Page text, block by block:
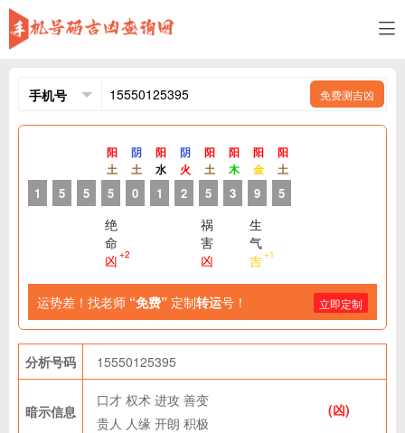
免费测吉凶
1 5 5
阳
土
5
阴
土
0
阳
水
1
阴
火
2
绝
命
凶 +2
阳
土
5
阳
木
3
祸
害
凶
阳
金
9
阳
土
5
生
气
吉+1
运势差！找老师 “免费” 定制转运号！ 立即定制
分析号码 15550125395
暗示信息
口才 权术 进攻 善变
贵人 人缘 开朗 积极
(凶)